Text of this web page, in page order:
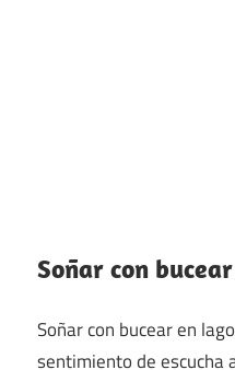
Soñar con
Soñar con bucear en
sentimiento de escucha